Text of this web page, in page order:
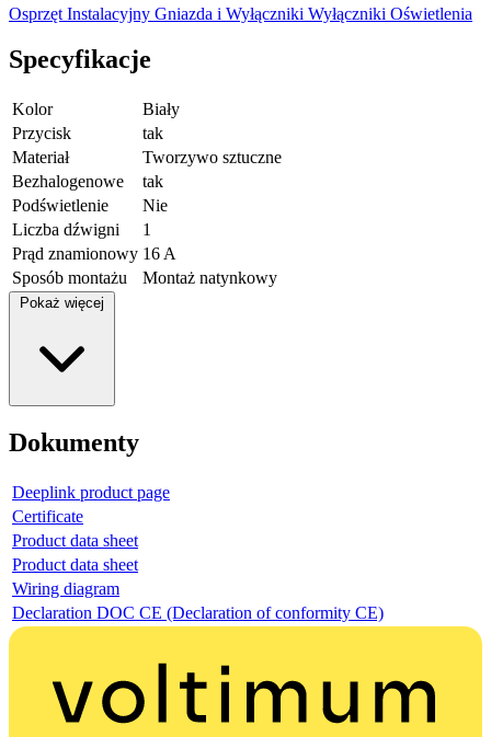
Osprzęt Instalacyjny Gniazda i Wyłączniki Wyłączniki Oświetlenia
Specyfikacje
Kolor
Biały
Przycisk
tak
Materiał
Tworzywo sztuczne
Bezhalogenowe
tak
Podświetlenie
Nie
Liczba dźwigni
1
Prąd znamionowy 16 A
Sposób montażu
Montaż natynkowy
Pokaż więcej
Dokumenty
Deeplink product page
Certificate
Product data sheet
Product data sheet
Wiring diagram
Declaration DOC CE (Declaration of conformity CE)